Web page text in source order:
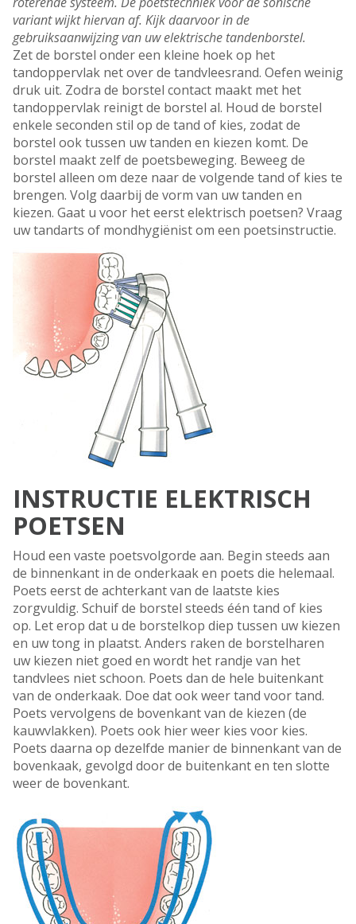
variant wijkt hiervan af. Kijk daarvoor in de
gebruiksaanwijzing van uw elektrische tandenborstel.
Zet de borstel onder een kleine hoek op het
tandoppervlak net over de tandvleesrand. Oefen weinig
druk uit. Zodra de borstel contact maakt met het
tandoppervlak reinigt de borstel al. Houd de borstel
enkele seconden stil op de tand of kies, zodat de
borstel ook tussen uw tanden en kiezen komt. De
borstel maakt zelf de poetsbeweging. Beweeg de
borstel alleen om deze naar de volgende tand of kies te
brengen. Volg daarbij de vorm van uw tanden en
kiezen. Gaat u voor het eerst elektrisch poetsen? Vraag
uw tandarts of mondhygiënist om een poetsinstructie.
INSTRUCTIE ELEKTRISCH
POETSEN
Houd een vaste poetsvolgorde aan. Begin steeds aan
de binnenkant in de onderkaak en poets die helemaal.
Poets eerst de achterkant van de laatste kies
zorgvuldig. Schuif de borstel steeds één tand of kies
op. Let erop dat u de borstelkop diep tussen uw kiezen
en uw tong in plaatst. Anders raken de borstelharen
uw kiezen niet goed en wordt het randje van het
tandvlees niet schoon. Poets dan de hele buitenkant
van de onderkaak. Doe dat ook weer tand voor tand.
Poets vervolgens de bovenkant van de kiezen (de
kauwvlakken). Poets ook hier weer kies voor kies.
Poets daarna op dezelfde manier de binnenkant van de
bovenkaak, gevolgd door de buitenkant en ten slotte
weer de bovenkant.